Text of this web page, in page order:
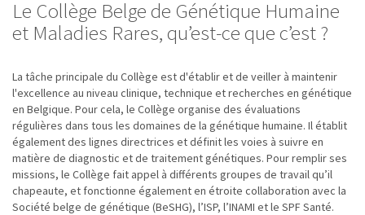
Le Collège Belge de Génétique Humaine
et Maladies Rares, qu’est-ce que c’est ?
La tâche principale du Collège est d'établir et de veiller à maintenir
l'excellence au niveau clinique, technique et recherches en génétique
en Belgique. Pour cela, le Collège organise des évaluations
régulières dans tous les domaines de la génétique humaine. Il établit
également des lignes directrices et définit les voies à suivre en
matière de diagnostic et de traitement génétiques. Pour remplir ses
missions, le Collège fait appel à différents groupes de travail qu’il
chapeaute, et fonctionne également en étroite collaboration avec la
Société belge de génétique (BeSHG), l’ISP, l’INAMI et le SPF Santé.